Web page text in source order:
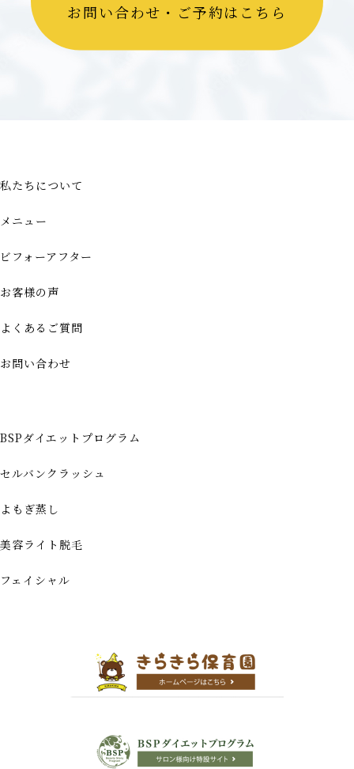
お問い合わせ・ご予約はこちら
私たちについて
メニュー
ビフォーアフター
お客様の声
よくあるご質問
お問い合わせ
BSPダイエットプログラム
セルバンクラッシュ
よもぎ蒸し
美容ライト脱毛
フェイシャル